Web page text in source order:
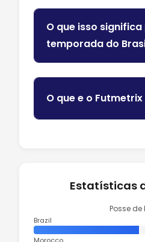
O que isso
temporada do
O que e o
Estatísticas
Posse de
Brazil
Morocco